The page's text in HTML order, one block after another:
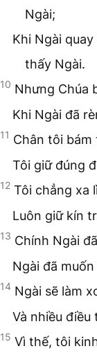
Ngài;
Khi Ngài
thấy Ngài.
10 Nhưng Chúa
Khi Ngài đã
11 Chân tôi bám
Tôi giữ đúng
12 Tôi chẳng xa
Luôn giữ kín
13 Chính Ngài
Ngài đã
14 Ngài sẽ làm
Và nhiều
15 Vì thế, tôi